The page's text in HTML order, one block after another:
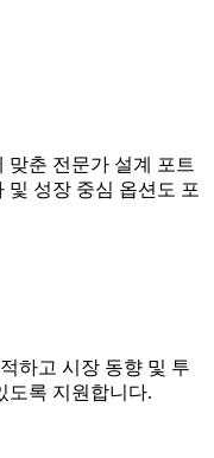
맞춘 전문가 설계 포트
및 성장 중심 옵션도 포
하고 시장 동향 및 투
도록 지원합니다.